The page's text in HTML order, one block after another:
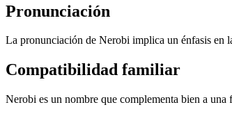
Pronunciación
La pronunciación de Nerobi implica un énfasis en
Compatibilidad familiar
Nerobi es un nombre que complementa bien a